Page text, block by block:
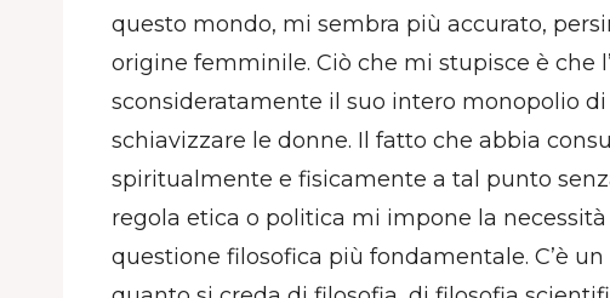
questo mondo, mi sembra più accurato,
origine femminile. Ciò che mi stupisce è che
sconsideratamente il suo intero monopolio
schiavizzare le donne. Il fatto che abbia
spiritualmente e fisicamente a tal punto
regola etica o politica mi impone la
questione filosofica più fondamentale. C’è